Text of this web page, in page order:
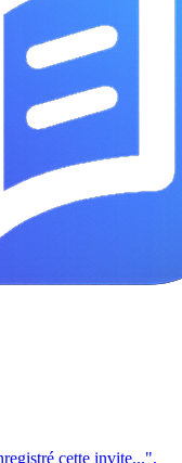
cette invite...",